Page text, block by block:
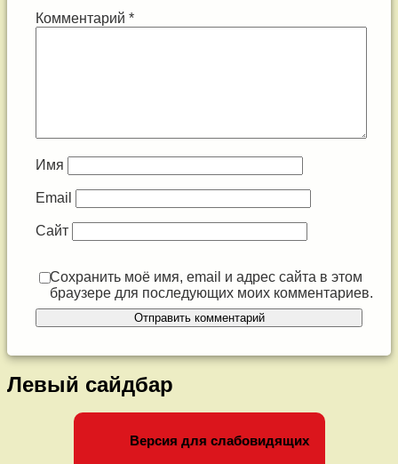
Комментарий *
Имя
Email
Сайт
Сохранить моё имя, email и адрес сайта в этом
браузере для последующих моих комментариев.
Левый сайдбар
Версия для слабовидящих